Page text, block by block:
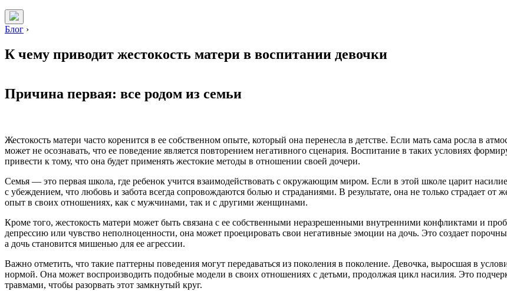
Блог ›
К чему приводит жестокость матери в воспитании девочки
Причина первая: все родом из семьи
Жестокость матери часто коренится в ее собственном опыте, который она перенесла в детстве. Если мать сама росла в
может не осознавать, что ее поведение является повторением негативного сценария. Воспитание в таких условиях
привести к тому, что она будет применять жестокие методы в отношении своей дочери.
Семья — это первая школа, где ребенок учится взаимодействовать с окружающим миром. Если в этой школе царит
с убеждением, что любовь и забота всегда сопровождаются болью и страданиями. В результате, она не только страдает
опыт в своих отношениях, как с мужчинами, так и с другими женщинами.
Кроме того, жестокость матери может быть связана с ее собственными неразрешенными внутренними конфликтами и
депрессию или чувство неполноценности, она может проецировать свои негативные эмоции на дочь. Это создает
а дочь становится мишенью для ее агрессии.
Важно отметить, что такие паттерны поведения могут передаваться из поколения в поколение. Девочка, выросшая в
нормой. Она может воспроизводить подобные модели в своих отношениях с детьми, продолжая цикл насилия. Это
травмами, чтобы разорвать этот замкнутый круг.